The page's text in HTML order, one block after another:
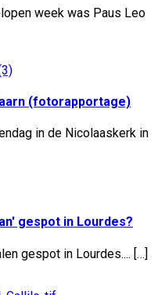
week was Paus Leo
(fotorapportage)
in de Nicolaaskerk in
gespot in Lourdes?
gespot in Lourdes.... […]